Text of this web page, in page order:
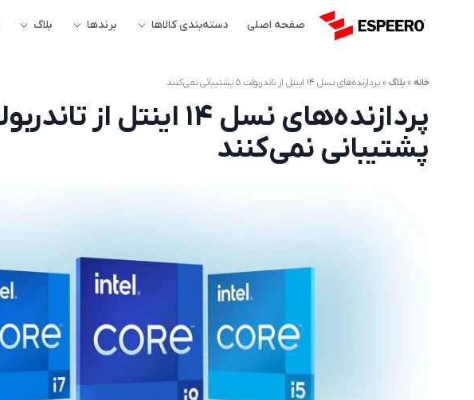
صفحه اصلی دسته‌بندی کالاها برندها بلاگ
خانه »بلاگ» پردازنده‌های نسل ۱۴ اینتل از تاندربولت ۵ پشتیبانی نمی‌کنند
پشتیبانی نمی‌کنند